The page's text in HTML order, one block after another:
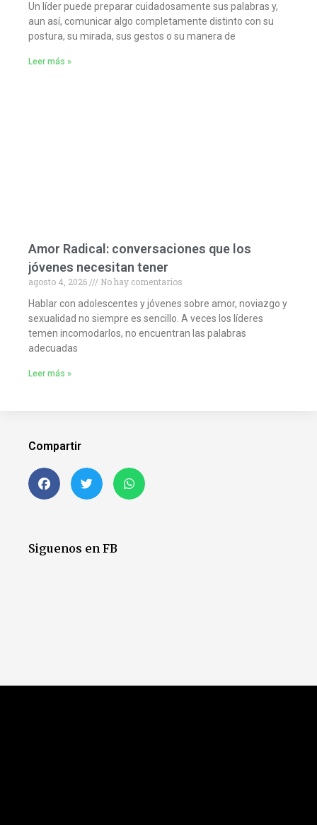
Un líder puede preparar cuidadosamente sus palabras y,
aun así, comunicar algo completamente distinto con su
postura, su mirada, sus gestos o su manera de
Leer más »
Amor Radical: conversaciones que los
jóvenes necesitan tener
agosto 4, 2026
No hay comentarios
Hablar con adolescentes y jóvenes sobre amor, noviazgo y
sexualidad no siempre es sencillo. A veces los líderes
temen incomodarlos, no encuentran las palabras
adecuadas
Leer más »
Compartir
Siguenos en FB